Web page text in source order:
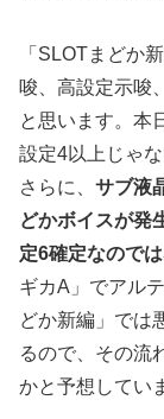
「SLOTまどか
唆、高設定示唆
と思います。本
設定4以上じゃな
さらに、 サブ液
どかボイスが発
定6確定なのでは
ギカA 」でアル
どか新編」では
るので、その流
かと予想してい